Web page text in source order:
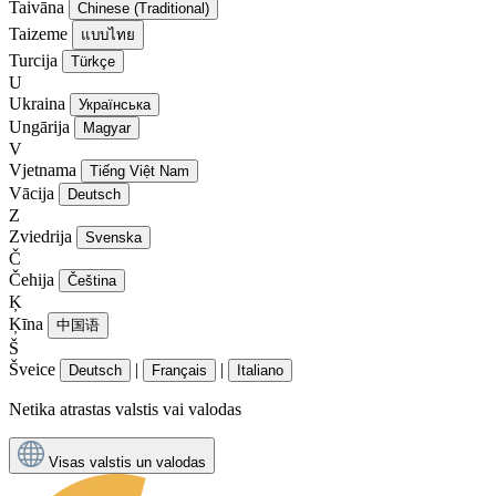
Taivāna
Chinese (Traditional)
Taizeme แบบไทย
Turcija Türkçe
U
Ukraina
Українська
Ungārija Magyar
V
Vjetnama
Tiếng Việt Nam
Vācija Deutsch
Z
Zviedrija
Svenska
Č
Čehija
Čeština
Ķ
Ķīna
中国语
Š
Šveice
Deutsch | Français | Italiano
Netika atrastas valstis vai valodas
Visas valstis un valodas